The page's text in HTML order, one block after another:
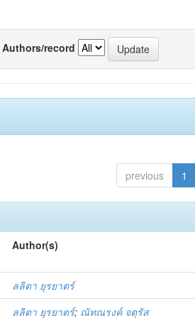
Authors/record
previous 1
Author(s)
ลลิตา ยุรยาตร์
ลลิตา ยุรยาตร์; ณัทณรงค์ จตุรัส